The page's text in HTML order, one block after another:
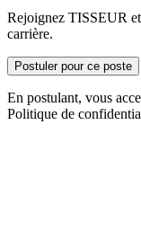
Rejoignez TISSEUR
carrière.
Postuler pour ce poste
En postulant, vous
Politique de